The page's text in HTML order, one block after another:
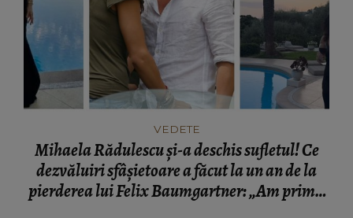
VEDETE
Mihaela Rădulescu și-a deschis sufletul! Ce
dezvăluiri sfâșietoare a făcut la un an de la
pierderea lui Felix Baumgartner: „Am primit